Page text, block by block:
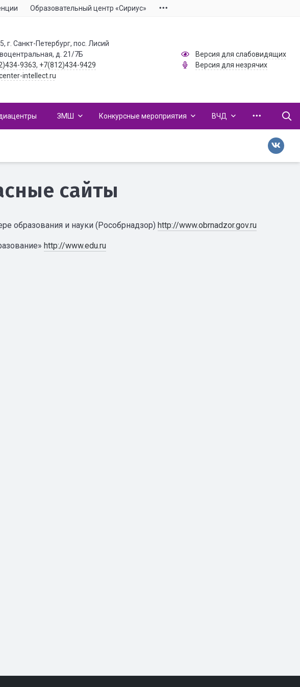
Образовательный центр «Сириус»
г. Санкт-Петербург, пос. Лисий
д. 21/7Б
9363, +7(812)434-9429
intellect.ru
Версия для слабовидящих
Версия для незрячих
ЗМШ Конкурсные мероприятия ВЧД
сайты
образования и науки (Рособрнадзор) http://www.obrnadzor.gov.ru
http://www.edu.ru